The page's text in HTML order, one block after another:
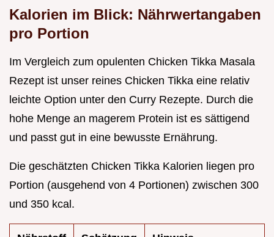
Kalorien im Blick: Nährwertangaben
pro Portion
Im Vergleich zum opulenten Chicken Tikka Masala
Rezept ist unser reines Chicken Tikka eine relativ
leichte Option unter den Curry Rezepte. Durch die
hohe Menge an magerem Protein ist es sättigend
und passt gut in eine bewusste Ernährung.
Die geschätzten Chicken Tikka Kalorien liegen pro
Portion (ausgehend von 4 Portionen) zwischen 300
und 350 kcal.